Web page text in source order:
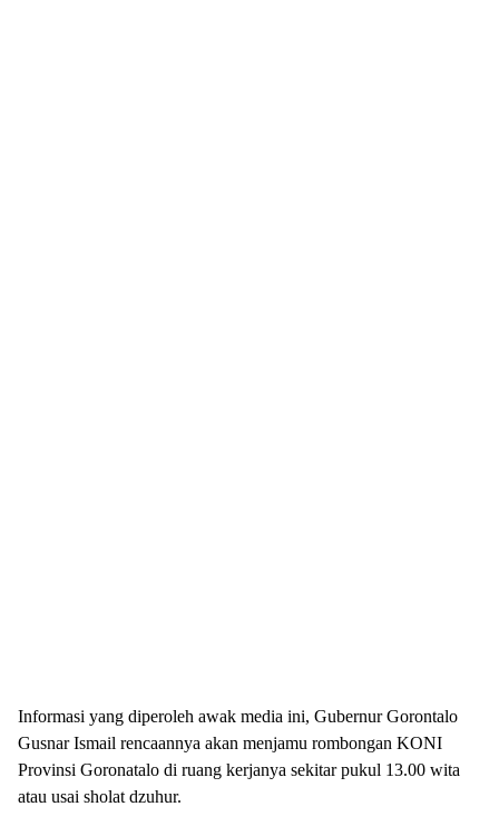
Informasi yang diperoleh awak media ini, Gubernur Gorontalo
Gusnar Ismail rencaannya akan menjamu rombongan KONI
Provinsi Goronatalo di ruang kerjanya sekitar pukul 13.00 wita
atau usai sholat dzuhur.